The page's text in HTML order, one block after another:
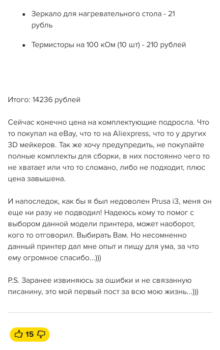
Зеркало для нагревательного стола - 21
рубль
Термисторы на 100 кОм (10 шт) - 210 рублей
Итого: 14236 рублей
Сейчас конечно цена на комплектующие подросла. Что
то покупал на eBay, что то на Aliexpress, что то у других
3D мейкеров. Так же хочу предупредить, не покупайте
полные комплекты для сборки, в них постоянно чего то
не хватает или что то сломано, либо не подходит, плюс
цена завышена.
И напоследок, как бы я был недоволен Prusa i3, меня он
еще ни разу не подводил! Надеюсь кому то помог с
выбором данной модели принтера, может наоборот,
кого то отговорил. Выбирать Вам. Но несомненно
данный принтер дал мне опыт и пищу для ума, за что
ему огромное спасибо...)))
P.S. Заранее извиняюсь за ошибки и не связанную
писанину, это мой первый пост за всю мою жизнь...)))
15